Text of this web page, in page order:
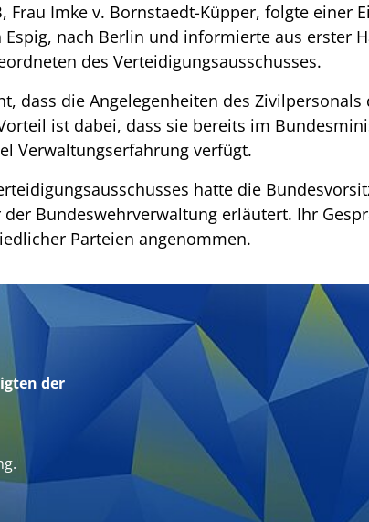
Frau Imke v. Bornstaedt-Küpper, folgte einer
Espig, nach Berlin und informierte aus erster
des Verteidigungsausschusses.
dass die Angelegenheiten des
ist dabei, dass sie bereits im
Verwaltungserfahrung verfügt.
hatte die
Bundeswehrverwaltung erläutert. Ihr
Parteien angenommen.
der